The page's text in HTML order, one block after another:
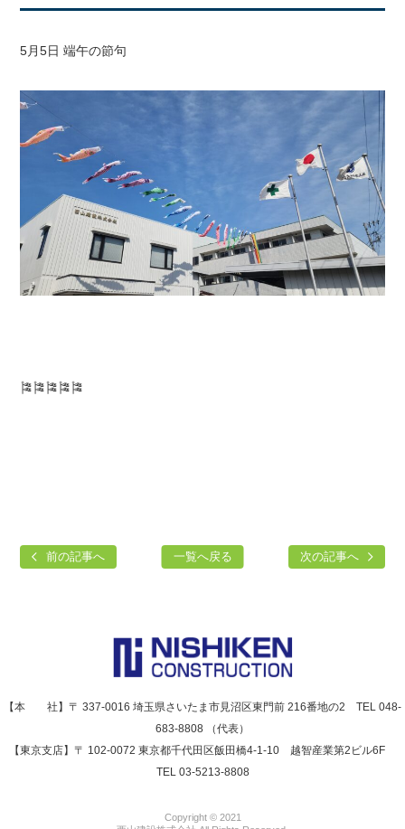
5月5日 端午の節句
🎏🎏🎏🎏🎏
前の記事へ 一覧へ戻る 次の記事へ
【本 社】〒 337-0016 埼玉県さいたま市見沼区東門前 216番地の2 TEL 048-
683-8808 （代表）
【東京支店】〒 102-0072 東京都千代田区飯田橋4-1-10 越智産業第2ビル6F
TEL 03-5213-8808
Copyright © 2021